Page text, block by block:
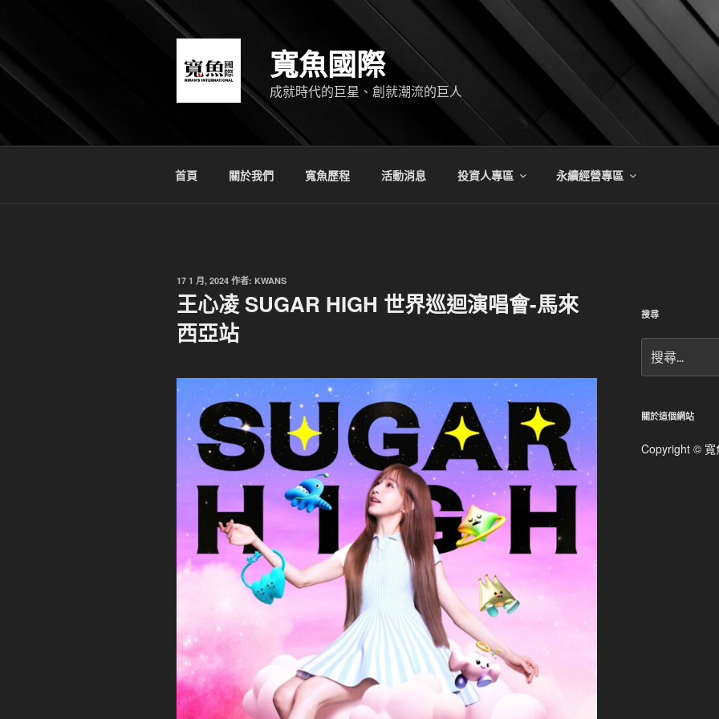
要
寬魚國際
成就時代的巨星、創就潮流的巨人
首頁 關於我們 寬魚歷程 活動消息 投資人專區 永續經營專區
發
佈
於
17 1 月, 2024 作者: KWANS
王心凌 SUGAR HIGH 世界巡迴演唱會-馬來
西亞站
搜尋
尋
關
字:
關於這個網站
Copyright © 寬